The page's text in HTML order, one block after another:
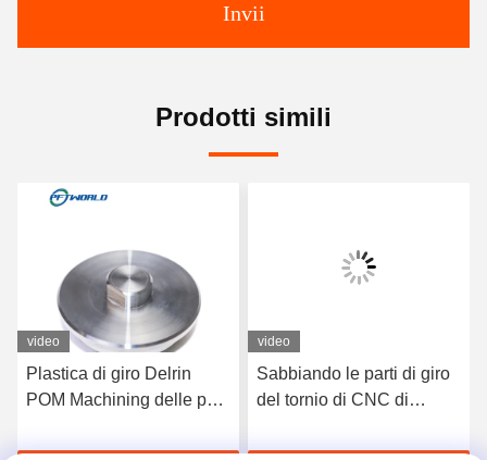
Invii
Prodotti simili
video
Plastica di giro Delrin
POM Machining delle parti
inossidabile
video
Sabbiando le parti di giro
del tornio di CNC di
6061 7075 di alluminio